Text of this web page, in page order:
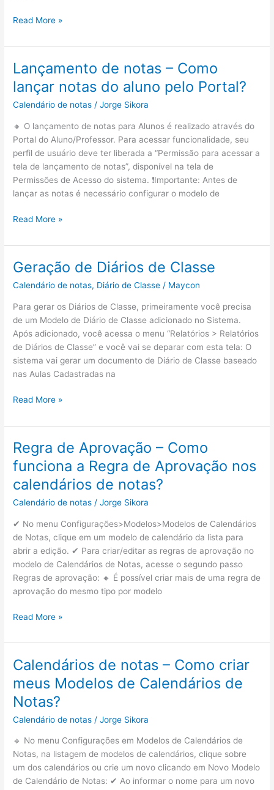
Como
documentos
pelo
Aplicativo?
Read More »
Lançamento de notas – Como
lançar notas do aluno pelo Portal?
Calendário de notas /Jorge Sikora
🔸 O lançamento de notas para Alunos é realizado através do
Portal do Aluno/Professor. Para acessar funcionalidade, seu
perfil de usuário deve ter liberada a “Permissão para acessar a
tela de lançamento de notas”, disponível na tela de
Permissões de Acesso do sistema. ❗Importante: Antes de
lançar as notas é necessário configurar o modelo de
Lançamento
notas
Como
lançar
do
aluno
pelo
Portal?
Read More »
Geração de Diários de Classe
Calendário de notas, Diário de Classe / Maycon
Para gerar os Diários de Classe, primeiramente você precisa
de um Modelo de Diário de Classe adicionado no Sistema.
Após adicionado, você acessa o menu “Relatórios > Relatórios
de Diários de Classe” e você vai se deparar com esta tela: O
sistema vai gerar um documento de Diário de Classe baseado
nas Aulas Cadastradas na
Geração
Diários
Classe
Read More »
Regra de Aprovação – Como
funciona a Regra de Aprovação nos
calendários de notas?
Calendário de notas /Jorge Sikora
✔ No menu Configurações>Modelos>Modelos de Calendários
de Notas, clique em um modelo de calendário da lista para
abrir a edição. ✔ Para criar/editar as regras de aprovação no
modelo de Calendários de Notas, acesse o segundo passo
Regras de aprovação: 🔸 É possível criar mais de uma regra de
aprovação do mesmo tipo por modelo
Regra
Aprovação
Como
funciona
a
Regra
de
Aprovação
nos
calendários
de
Read More »
Calendários de notas – Como criar
meus Modelos de Calendários de
Notas?
Calendário de notas /Jorge Sikora
🔹 No menu Configurações em Modelos de Calendários de
Notas, na listagem de modelos de calendários, clique sobre
um dos calendários ou crie um novo clicando em Novo Modelo
de Calendário de Notas: ✔ Ao informar o nome para um novo